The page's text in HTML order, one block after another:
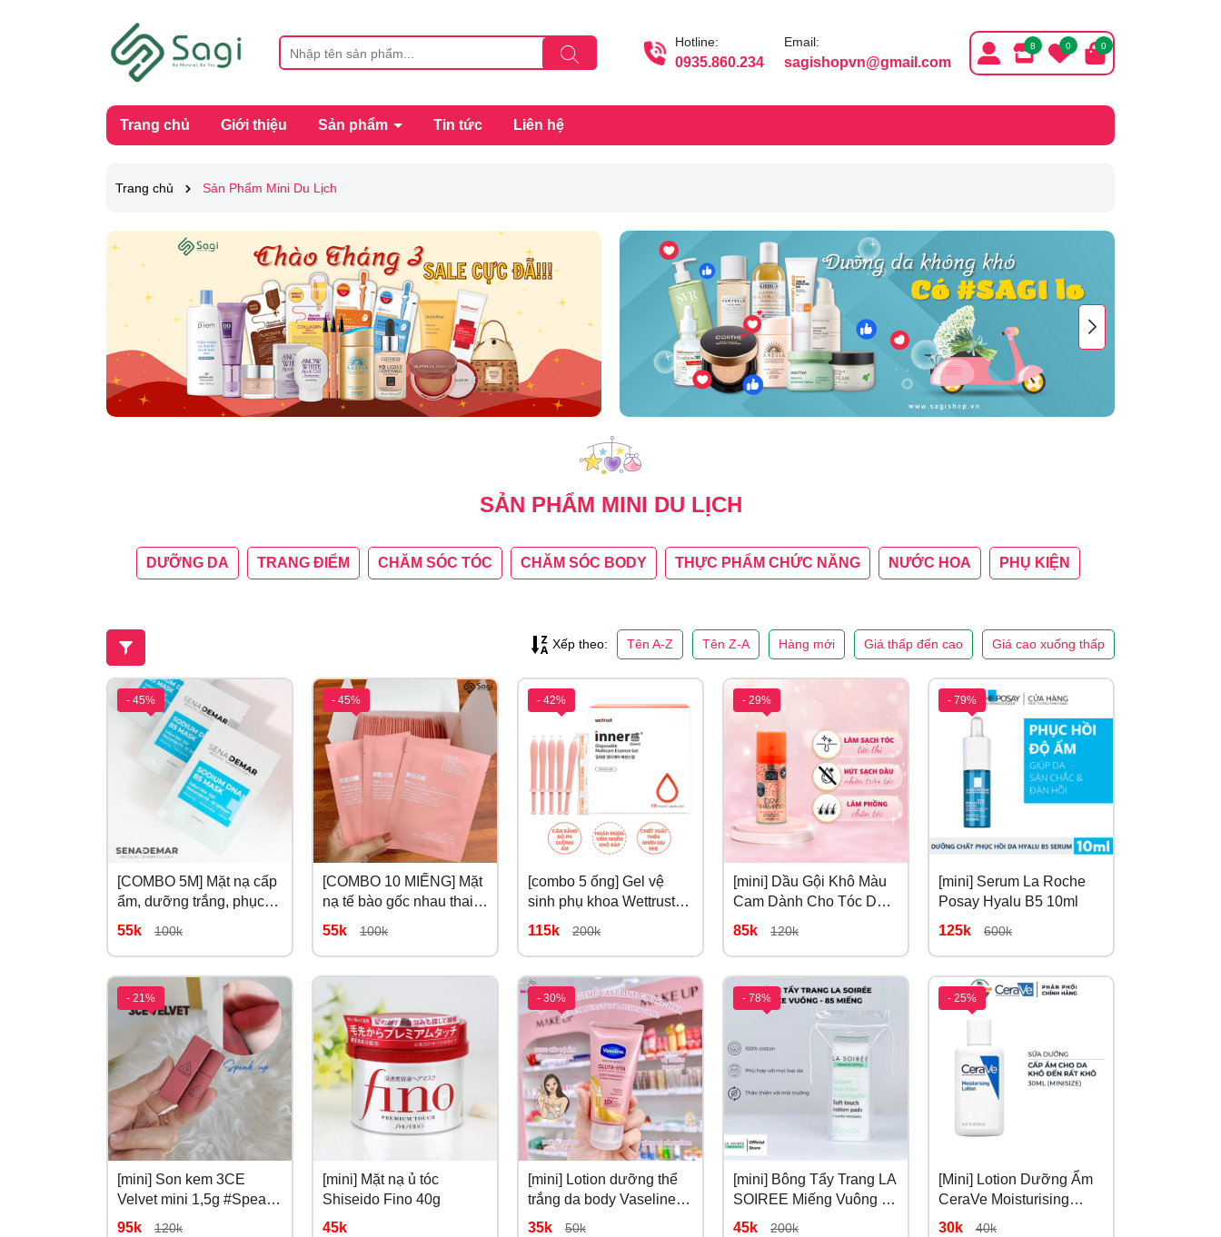
Hotline:
0935.860.234
Email:
sagishopvn@gmail.com
8 0 0
Trang chủ Giới thiệu Sản phẩm Tin tức Liên hệ
Trang chủ Sản Phẩm Mini Du Lịch
SẢN PHẨM MINI DU LỊCH
DƯỠNG DA TRANG ĐIỂM CHĂM SÓC TÓC CHĂM SÓC BODY THỰC PHẨM CHỨC NĂNG NƯỚC HOA PHỤ KIỆN
Xếp theo: Tên A-Z Tên Z-A Hàng mới Giá thấp đến cao Giá cao xuống thấp
- 45%
[COMBO 5M] Mặt nạ cấp
ẩm, dưỡng trắng, phục
hồi da Sena Demar
55k 100k
- 45%
[COMBO 10 MIẾNG] Mặt
nạ tế bào gốc nhau thai
Rwine Beauty 40ml
55k 100k
- 42%
[combo 5 ống] Gel vệ
sinh phụ khoa Wettrust
Inner Disposable
#Màu Cam
115k 200k
- 29%
[mini] Dầu Gội Khô Màu
Cam Dành Cho Tóc Dầu,
Hương Kẹo Ngọt Ngào
85k 120k
- 79%
[mini] Serum La Roche
Posay Hyalu B5 10ml
125k
600k
- 21%
[mini] Son kem 3CE
Velvet mini 1,5g #Speak
Up Đỏ Đất
95k 120k
[mini] Mặt nạ ủ tóc
Shiseido Fino 40g
45k
- 30%
[mini] Lotion dưỡng thể
trắng da body Vaseline
10x mini 70ml
35k 50k
- 78%
[mini] Bông Tẩy Trang LA
SOIREE Miếng Vuông 85
Miếng
45k 200k
- 25%
[Mini] Lotion Dưỡng Ẩm
CeraVe Moisturising
Lotion 30ml
30k 40k